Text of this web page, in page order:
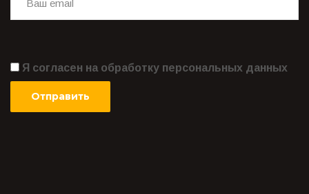
Я согласен на обработку персональных данных